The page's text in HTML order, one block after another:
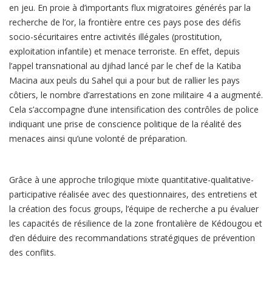
en jeu. En proie à d’importants flux migratoires générés par la
recherche de l’or, la frontière entre ces pays pose des défis
socio-sécuritaires entre activités illégales (prostitution,
exploitation infantile) et menace terroriste. En effet, depuis
l’appel transnational au djihad lancé par le chef de la Katiba
Macina aux peuls du Sahel qui a pour but de rallier les pays
côtiers, le nombre d’arrestations en zone militaire 4 a augmenté.
Cela s’accompagne d’une intensification des contrôles de police
indiquant une prise de conscience politique de la réalité des
menaces ainsi qu’une volonté de préparation.
Grâce à une approche trilogique mixte quantitative-qualitative-
participative réalisée avec des questionnaires, des entretiens et
la création des focus groups, l’équipe de recherche a pu évaluer
les capacités de résilience de la zone frontalière de Kédougou et
d’en déduire des recommandations stratégiques de prévention
des conflits.